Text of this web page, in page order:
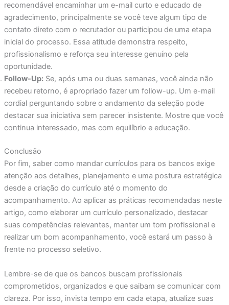
recomendável encaminhar um e-mail curto e educado de
agradecimento, principalmente se você teve algum tipo de
contato direto com o recrutador ou participou de uma etapa
inicial do processo. Essa atitude demonstra respeito,
profissionalismo e reforça seu interesse genuíno pela
oportunidade.
Follow-Up:Se, após uma ou duas semanas, você ainda não
recebeu retorno, é apropriado fazer um follow-up. Um e-mail
cordial perguntando sobre o andamento da seleção pode
destacar sua iniciativa sem parecer insistente. Mostre que você
continua interessado, mas com equilíbrio e educação.
Conclusão
Por fim, saber como mandar currículos para os bancos exige
atenção aos detalhes, planejamento e uma postura estratégica
desde a criação do currículo até o momento do
acompanhamento. Ao aplicar as práticas recomendadas neste
artigo, como elaborar um currículo personalizado, destacar
suas competências relevantes, manter um tom profissional e
realizar um bom acompanhamento, você estará um passo à
frente no processo seletivo.
Lembre-se de que os bancos buscam profissionais
comprometidos, organizados e que saibam se comunicar com
clareza. Por isso, invista tempo em cada etapa, atualize suas